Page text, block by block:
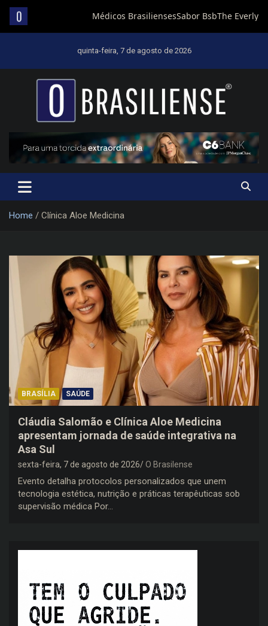
quinta-feira, 7 de agosto de 2026
Um diário de notícias que trabalha por Brasília
Home Clínica Aloe Medicina
BRASÍLIA SAÚDE
Cláudia Salomão e Clínica Aloe Medicina
apresentam jornada de saúde integrativa na
Asa Sul
sexta-feira, 7 de agosto de 2026 O Brasilense
Evento detalha protocolos personalizados que unem
tecnologia estética, nutrição e práticas terapêuticas sob
supervisão médica Por…